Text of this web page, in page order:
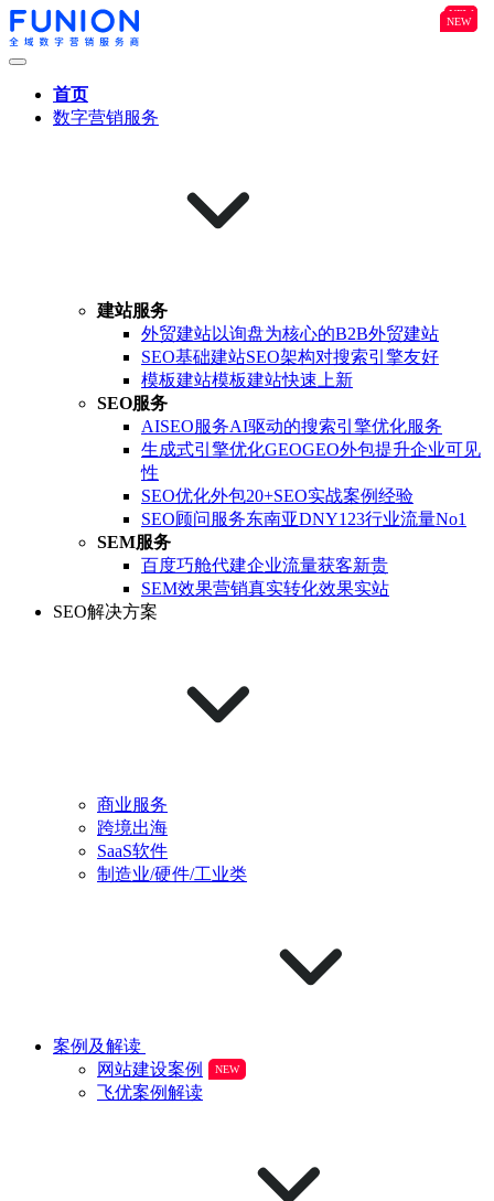
首页
数字营销服务
建站服务
外贸建站
B2B
以询盘为核心的B2B外贸建站
SEO基础建站SEO架构对搜索引擎友好
模板建站模板建站快速上新
SEO服务
AISEO服务AI驱动的搜索引擎优化服务
生成式引擎优化GEO
NEW
GEO外包提升企业可见
性
SEO优化外包20+SEO实战案例经验
SEO顾问服务东南亚DNY123行业流量No1
SEM服务
百度巧舱代建企业流量获客新贵
SEM效果营销真实转化效果实站
SEO解决方案
商业服务
跨境出海
SaaS软件
制造业/硬件/工业类
案例及解读
网站建设案例
NEW
飞优案例解读
NEW
NEW